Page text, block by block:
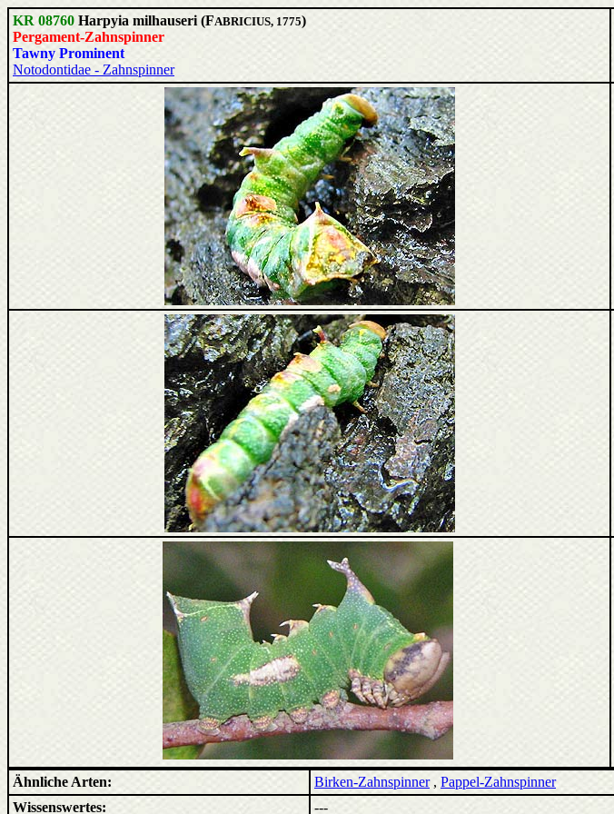
KR 08760 Harpyia milhauseri (FABRICIUS, 1775)
Pergament-Zahnspinner
Tawny Prominent
Notodontidae - Zahnspinner
Ähnliche Arten: Birken-Zahnspinner, Pappel-Zahnspinner
Wissenswertes:
---